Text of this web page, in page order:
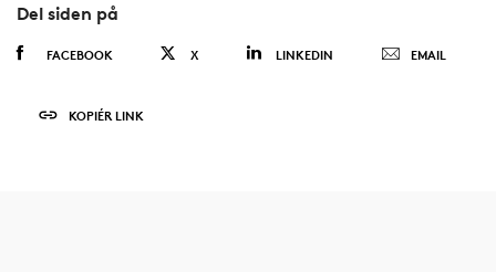
Del siden på
FACEBOOK X LINKEDIN EMAIL
KOPIÉR LINK